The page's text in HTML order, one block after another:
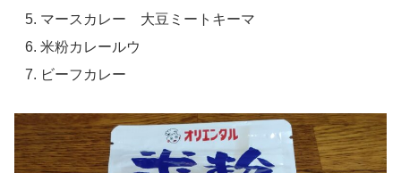
マースカレー 大豆ミートキーマ
米粉カレールウ
ビーフカレー